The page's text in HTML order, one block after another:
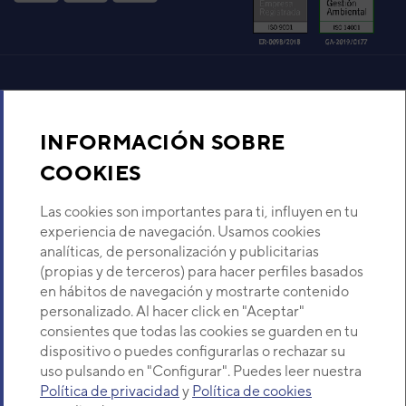
INFORMACIÓN SOBRE
COOKIES
Las cookies son importantes para ti, influyen en tu
experiencia de navegación. Usamos cookies
analíticas, de personalización y publicitarias
(propias y de terceros) para hacer perfiles basados
en hábitos de navegación y mostrarte contenido
personalizado. Al hacer click en "Aceptar"
consientes que todas las cookies se guarden en tu
dispositivo o puedes configurarlas o rechazar su
uso pulsando en "Configurar". Puedes leer nuestra
Política de privacidad y Política de cookies
Recambios
Descubre Eurofred
Dónde Estamos
¿Buscas un servicio técnico?
Selecciona provincia
Provincia